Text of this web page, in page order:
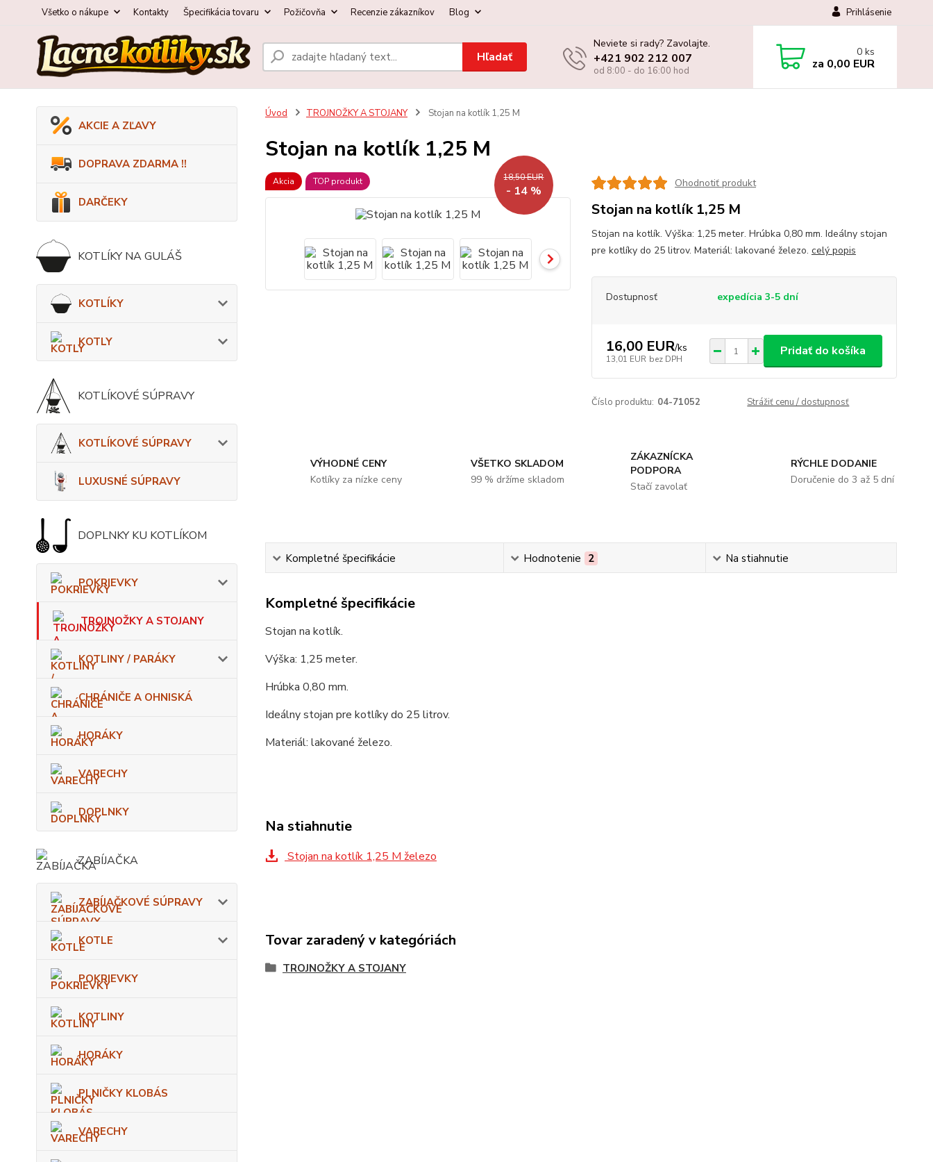
Všetko o nákupe Kontakty Špecifikácia tovaru Požičovňa Recenzie zákazníkov Blog Prihlásenie
Hľadať
Neviete si rady? Zavolajte.
+421 902 212 007
od 8:00 - do 16:00 hod
0 ks
za 0,00 EUR
AKCIE A ZĽAVY
DOPRAVA ZDARMA !!
DARČEKY
KOTLÍKY NA GULÁŠ
KOTLÍKY
KOTLY
KOTLÍKOVÉ SÚPRAVY
KOTLÍKOVÉ SÚPRAVY
LUXUSNÉ SÚPRAVY
DOPLNKY KU KOTLÍKOM
POKRIEVKY
TROJNOŽKY A STOJANY
KOTLINY / PARÁKY
CHRÁNIČE A OHNISKÁ
HORÁKY
VARECHY
DOPLNKY
ZABÍJAČKA
ZABÍJAČKOVÉ SÚPRAVY
KOTLE
POKRIEVKY
KOTLINY
HORÁKY
PLNIČKY KLOBÁS
VARECHY
Úvod TROJNOŽKY A STOJANY Stojan na kotlík 1,25 M
Stojan na kotlík 1,25 M
Akcia TOP produkt 18,50 EUR
- 14 %
Ohodnotiť produkt
Stojan na kotlík 1,25 M
Stojan na kotlík. Výška: 1,25 meter. Hrúbka 0,80 mm. Ideálny stojan
pre kotlíky do 25 litrov. Materiál: lakované železo. celý popis
Dostupnosť expedícia 3-5 dní
16,00 EUR/ks
13,01 EUR bez DPH
Pridať do košíka
Číslo produktu: 04-71052 Strážiť cenu / dostupnosť
VÝHODNÉ CENY
Kotlíky za nízke ceny
VŠETKO SKLADOM
99 % držíme skladom
ZÁKAZNÍCKA
PODPORA
Stačí zavolať
RÝCHLE DODANIE
Doručenie do 3 až 5 dní
Kompletné špecifikácie Hodnotenie 2 Na stiahnutie
Kompletné špecifikácie
Stojan na kotlík.
Výška: 1,25 meter.
Hrúbka 0,80 mm.
Ideálny stojan pre kotlíky do 25 litrov.
Materiál: lakované železo.
Na stiahnutie
Stojan na kotlík 1,25 M železo
Tovar zaradený v kategóriách
TROJNOŽKY A STOJANY